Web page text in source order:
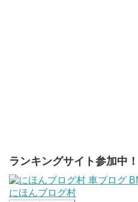
ランキングサイト参加中！
にほんブログ村